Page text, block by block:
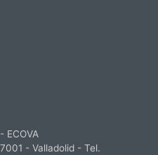
ECOVA
- Valladolid - Tel.